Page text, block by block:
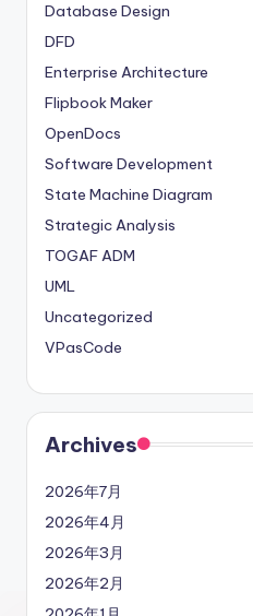
Database Design
DFD
Enterprise Architecture
Flipbook Maker
OpenDocs
Software Development
State Machine Diagram
Strategic Analysis
TOGAF ADM
UML
Uncategorized
VPasCode
Archives
2026年7月
2026年4月
2026年3月
2026年2月